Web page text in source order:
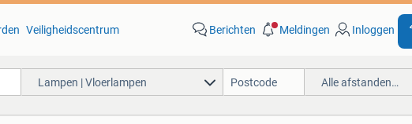
Veiligheidscentrum Berichten Meldingen Inloggen
Lampen | Vloerlampen Alle afstanden…